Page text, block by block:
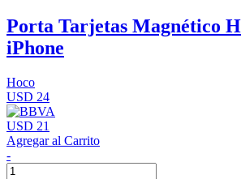
Porta Tarjetas Magnético
iPhone
Hoco
USD 24
USD 21
Agregar al Carrito
-